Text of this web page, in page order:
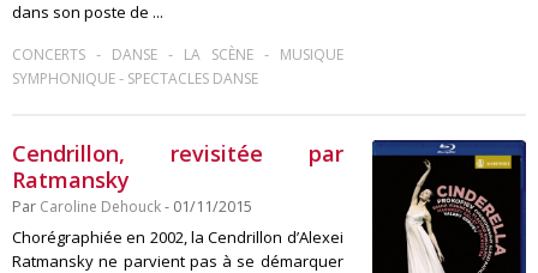
dans son poste de ...
CONCERTS - DANSE - LA SCÈNE- MUSIQUE
SYMPHONIQUE- SPECTACLES DANSE
Cendrillon, revisitée par
Ratmansky
Par Caroline Dehouck- 01/11/2015
Chorégraphiée en 2002, la Cendrillon d’Alexei
Ratmansky ne parvient pas à se démarquer